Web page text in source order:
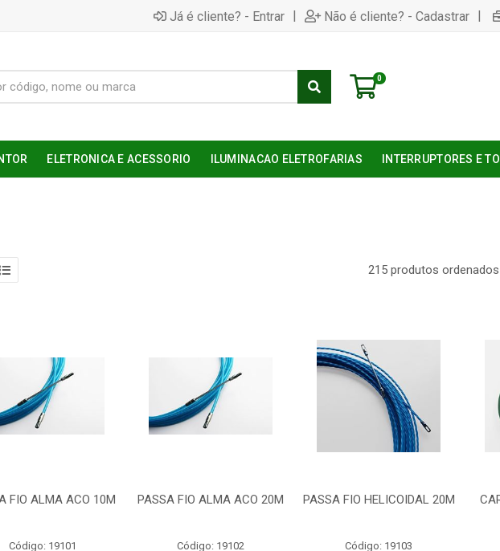
Já é cliente? - Entrar | Não é cliente? - Cadastrar |
0
ELETRONICA E ACESSORIO ILUMINACAO ELETROFARIAS INTERRUPTORES E
215 produtos
FIO ALMA ACO 10M
Código: 19101
PASSA FIO ALMA ACO 20M
Código: 19102
PASSA FIO HELICOIDAL 20M
Código: 19103